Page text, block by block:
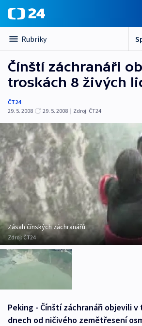
Rubriky
Čínští záchranáři
troskách 8 živých
ČT24
29. 5. 2008
29. 5. 2008 | Zdroj: ČT24
Zásah čínských záchranářů
Zdroj:ČT24
Peking - Čínští záchranáři objevili v
dnech od ničivého zemětřesení